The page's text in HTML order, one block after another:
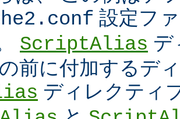
設定フ
ScriptAlias デ
前に付加するデ
ディレクティ